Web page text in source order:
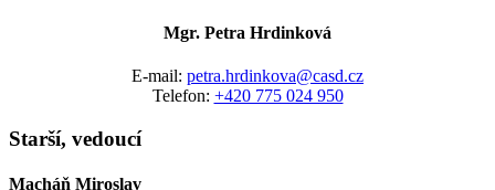
Mgr. Petra Hrdinková
E-mail: petra.hrdinkova@casd.cz
Telefon: +420 775 024 950
Starší, vedoucí
Macháň Miroslav